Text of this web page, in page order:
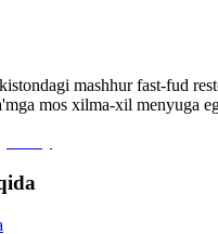
mashhur fast-fud
mos xilma-xil menyuga